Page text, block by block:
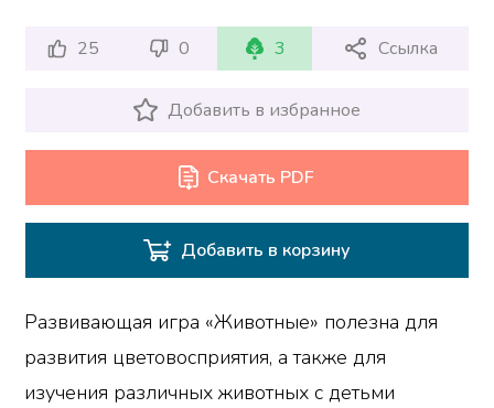
25 0 3 Ссылка
Добавить в избранное
Скачать PDF
Добавить в корзину
Развивающая игра «Животные» полезна для
развития цветовосприятия, а также для
изучения различных животных с детьми